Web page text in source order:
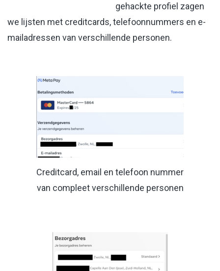
gehackte profiel zagen
we lijsten met creditcards, telefoonnummers en e-
mailadressen van verschillende personen.
Creditcard, email en telefoon nummer
van compleet verschillende personen